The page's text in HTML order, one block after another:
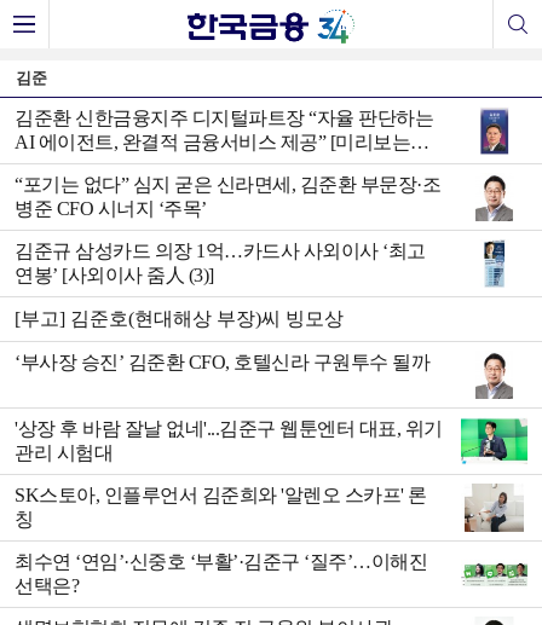
김준
김준환 신한금융지주 디지털파트장 “자율 판단하는
AI 에이전트, 완결적 금융서비스 제공” [미리보는
2025 한국금융미래포럼]
“포기는 없다” 심지 굳은 신라면세, 김준환 부문장·조
병준 CFO 시너지 ‘주목’
김준규 삼성카드 의장 1억…카드사 사외이사 ‘최고
연봉’ [사외이사 줌人 (3)]
[부고] 김준호(현대해상 부장)씨 빙모상
‘부사장 승진’ 김준환 CFO, 호텔신라 구원투수 될까
'상장 후 바람 잘날 없네'...김준구 웹툰엔터 대표, 위기
관리 시험대
SK스토아, 인플루언서 김준희와 '알렌오 스카프' 론
칭
최수연 ‘연임’·신중호 ‘부활’·김준구 ‘질주’…이해진
선택은?